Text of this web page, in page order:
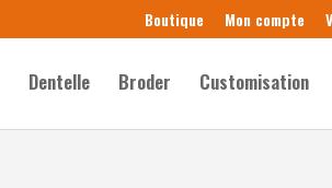
Boutique Mon compte
Dentelle Broder Customisation